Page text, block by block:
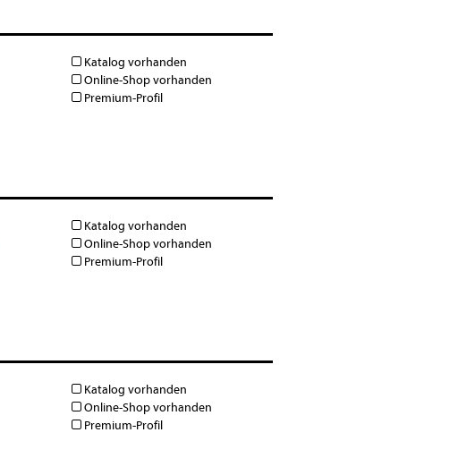
Katalog vorhanden
Online-Shop vorhanden
Premium-Profil
Katalog vorhanden
Online-Shop vorhanden
Premium-Profil
Katalog vorhanden
Online-Shop vorhanden
Premium-Profil